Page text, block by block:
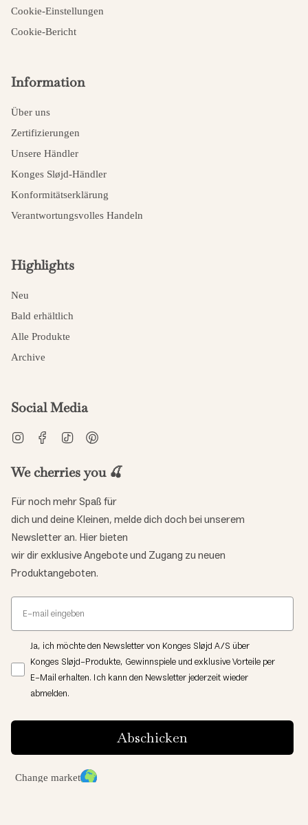
Cookie-Einstellungen
Cookie-Bericht
Information
Über uns
Zertifizierungen
Unsere Händler
Konges Sløjd-Händler
Konformitätserklärung
Verantwortungsvolles Handeln
Highlights
Neu
Bald erhältlich
Alle Produkte
Archive
Social Media
InstagramFacebook
TikTok
We cherries you 🍒
Für noch mehr Spaß für
dich und deine Kleinen, melde dich doch bei unserem
Newsletter an. Hier bieten
wir dir exklusive Angebote und Zugang zu neuen
Produktangeboten.
Ja, ich möchte den Newsletter von Konges Sløjd A/S über
Konges Sløjd-Produkte, Gewinnspiele und exklusive Vorteile per
E-Mail erhalten. Ich kann den Newsletter jederzeit wieder
abmelden.
Abschicken
Change market